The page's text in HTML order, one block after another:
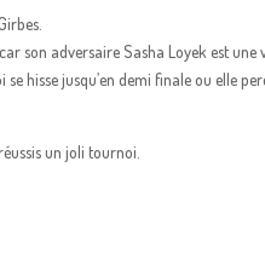
son adversaire Sasha Loyek est une
hisse jusqu’en demi finale ou elle
un joli tournoi.